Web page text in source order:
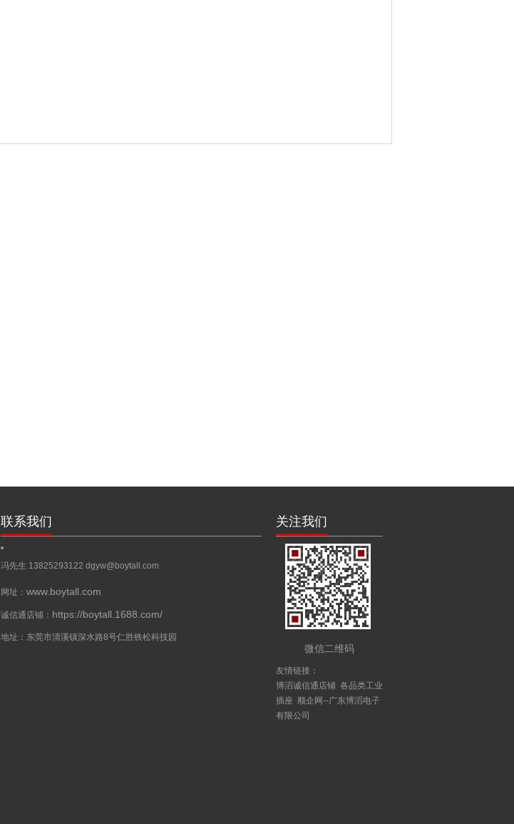
联系我们
冯先生 13825293122 dgyw@boytall.com
网址： www.boytall.com
诚信通店铺： https://boytall.1688.com/
地址：东莞市清溪镇深水路8号仁胜铁松科技园
关注我们
微信二维码
友情链接：
博滔诚信通店铺 各品类工业
插座
顺企网--广东博滔电子
有限公司